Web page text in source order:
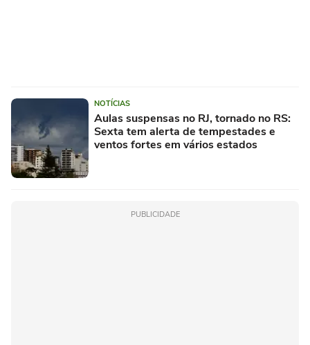
NOTÍCIAS
Aulas suspensas no RJ, tornado no RS:
Sexta tem alerta de tempestades e
ventos fortes em vários estados
PUBLICIDADE